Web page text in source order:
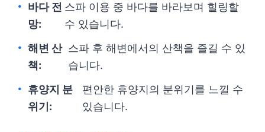
바다 전
망:
스파 이용 중 바다를 바라보며 힐링할
수 있습니다.
해변 산
책:
스파 후 해변에서의 산책을 즐길 수 있
습니다.
휴양지 분
위기:
편안한 휴양지의 분위기를 느낄 수
있습니다.